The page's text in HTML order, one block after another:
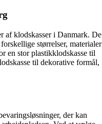
af klodskasser i Danmark. De
størrelser, materialer
en stor plastikklodskasse til
til dekorative formål,
der kan